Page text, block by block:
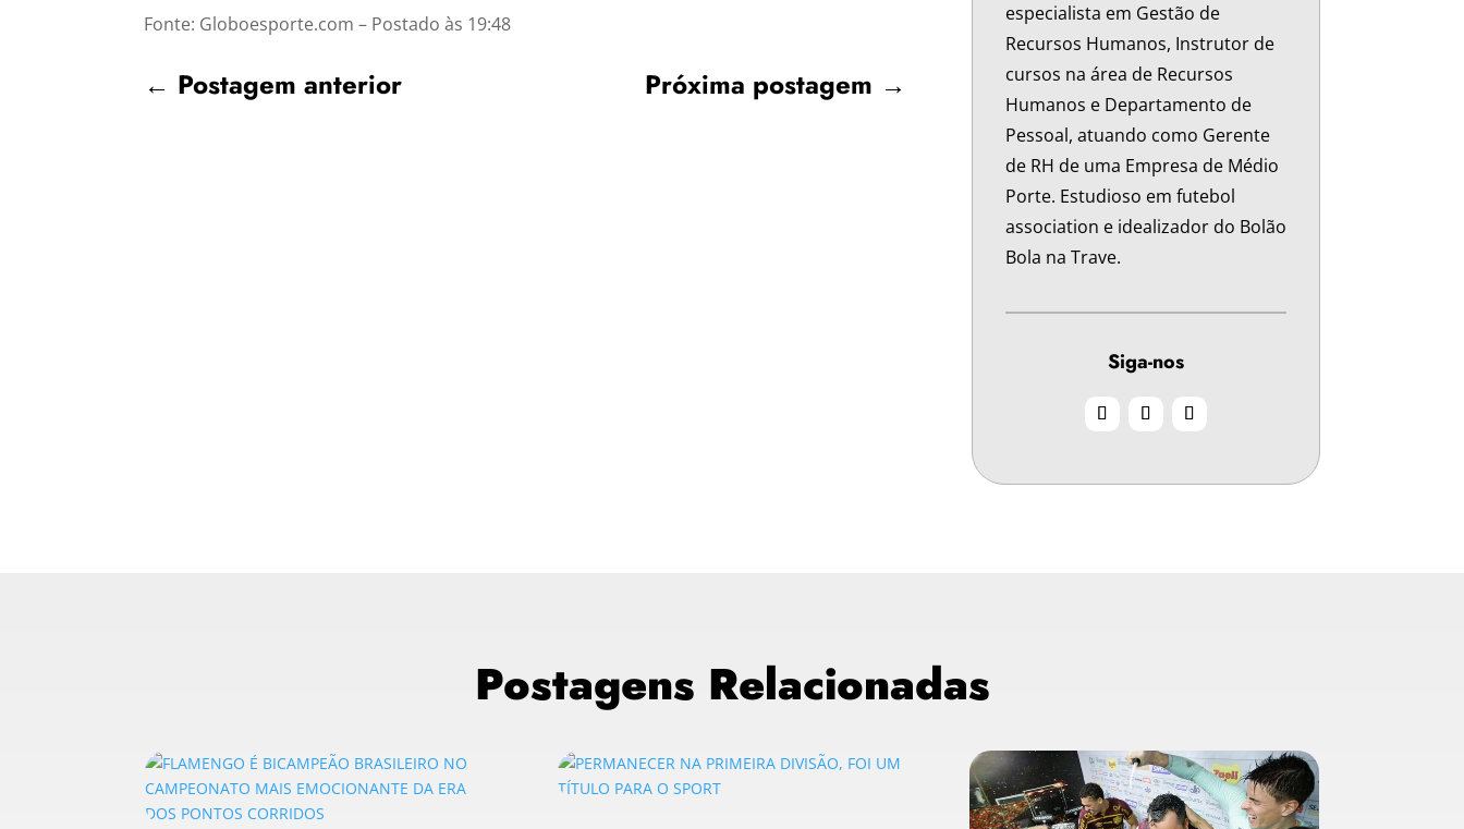
Fonte: Globoesporte.com – Postado às 19:48
← Postagem anterior Próxima postagem →
especialista em Gestão de
Recursos Humanos, Instrutor de
cursos na área de Recursos
Humanos e Departamento de
Pessoal, atuando como Gerente
de RH de uma Empresa de Médio
Porte. Estudioso em futebol
association e idealizador do Bolão
Bola na Trave.
Siga-nos
Postagens Relacionadas